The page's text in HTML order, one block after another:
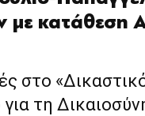
με κατάθεση
στο
για τη